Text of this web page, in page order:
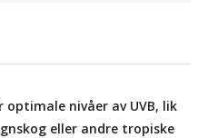
optimale nivåer av UVB, lik
eller andre tropiske